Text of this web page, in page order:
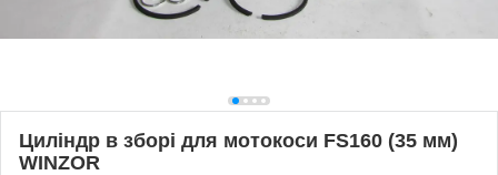
Циліндр в зборі для мотокоси FS160 (35 мм)
WINZOR